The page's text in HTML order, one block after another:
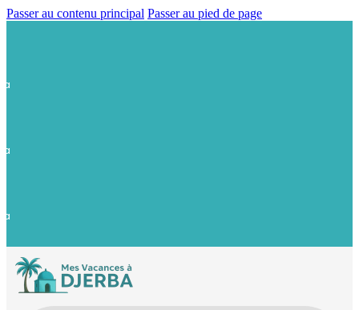
Passer au contenu principal Passer au pied de page